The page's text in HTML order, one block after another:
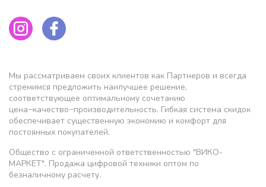
Мы рассматриваем своих клиентов как Партнеров и всегда
стремимся предложить наилучшее решение,
соответствующее оптимальному сочетанию
цена−качество−производительность. Гибкая система скидок
обеспечивает существенную экономию и комфорт для
постоянных покупателей.
Общество с ограниченной ответственностью "ВИКО-
МАРКЕТ". Продажа цифровой техники оптом по
безналичному расчету.